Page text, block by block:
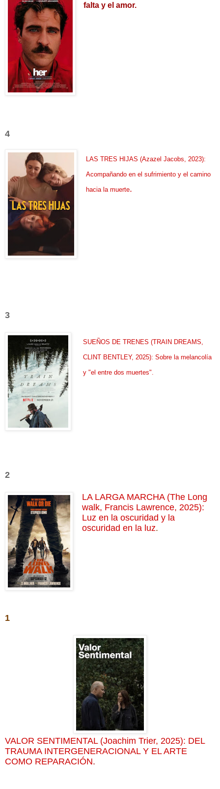
falta y el amor.
4
LAS TRES HIJAS (Azazel Jacobs, 2023):
Acompañando en el sufrimiento y el camino
hacia la muerte.
3
SUEÑOS DE TRENES (TRAIN DREAMS,
CLINT BENTLEY, 2025): Sobre la melancolía
y "el entre dos muertes"
2
LA LARGA MARCHA (The Long
walk, Francis Lawrence, 2025):
Luz en la oscuridad y la
oscuridad en la luz.
1
VALOR SENTIMENTAL (Joachim Trier, 2025): DEL
TRAUMA INTERGENERACIONAL Y EL ARTE
COMO REPARACIÓN.